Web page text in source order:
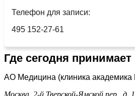
Телефон для записи:
495 152-27-61
Где сегодня
АО Медицина (клиника академика
Москва, 2-й Тверской-Ямской пер., д.